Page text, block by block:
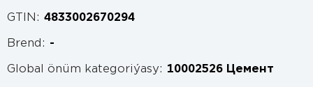
GTIN: 4833002670294
Brend: -
Global önüm kategoriýasy: 10002526 Цемент